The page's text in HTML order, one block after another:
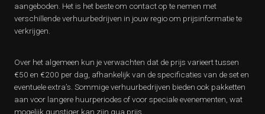
aangeboden. Het is het beste om contact op te nemen met
verschillende verhuurbedrijven in jouw regio om prijsinformatie te
verkrijgen.
Over het algemeen kun je verwachten dat de prijs varieert tussen
€50 en €200 per dag, afhankelijk van de specificaties van de set en
eventuele extra’s. Sommige verhuurbedrijven bieden ook pakketten
aan voor langere huurperiodes of voor speciale evenementen, wat
mogelijk gunstiger kan zijn qua prijs.